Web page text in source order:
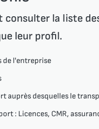
consulter la liste
leur profil.
de l'entreprise
auprès desquelles le
: Licences, CMR,